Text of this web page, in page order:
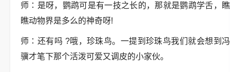
师∶是呀，鹦鹉可是有一技之长的，那就是鹦鹉学舌，瞧
瞧动物界是多么的神奇呀!
师∶还有吗 ?哦，珍珠鸟。一提到珍珠鸟我们就会想到冯
骥才笔下那个活泼可爱又调皮的小家伙。